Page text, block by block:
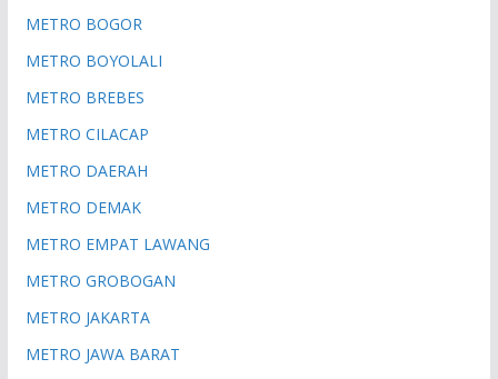
METRO BOGOR
METRO BOYOLALI
METRO BREBES
METRO CILACAP
METRO DAERAH
METRO DEMAK
METRO EMPAT LAWANG
METRO GROBOGAN
METRO JAKARTA
METRO JAWA BARAT